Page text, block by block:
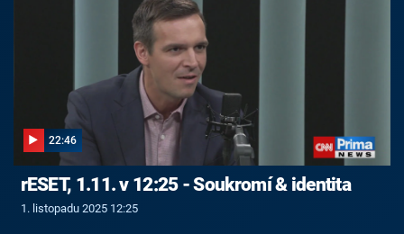
22:46
rESET, 1.11. v 12:25 - Soukromí & identita
1. listopadu 2025 12:25